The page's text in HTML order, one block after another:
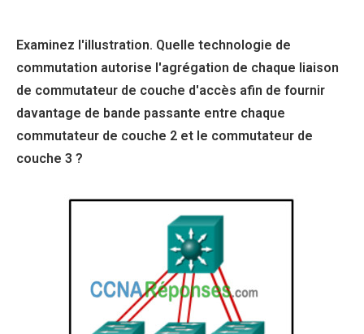
Examinez l'illustration. Quelle technologie de
commutation autorise l'agrégation de chaque liaison
de commutateur de couche d'accès afin de fournir
davantage de bande passante entre chaque
commutateur de couche 2 et le commutateur de
couche 3 ?